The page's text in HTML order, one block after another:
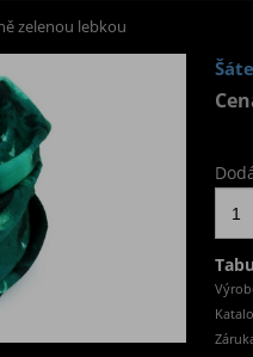
zelenou lebkou